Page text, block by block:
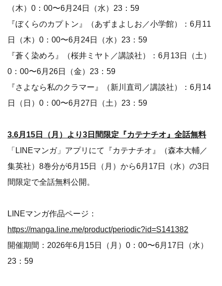
（木）0：00〜6月24日（水）23：59
『ぼくらのカプトン』（あずまよしお／小学館）：6月11
日（木）0：00〜6月24日（水）23：59
『蒼く染めろ』（桜井ミヤト／講談社）：6月13日（土）
0：00〜6月26日（金）23：59
『さよなら私のクラマー』（新川直司／講談社）：6月14
日（日）0：00〜6月27日（土）23：59
3.6月15日（月）より3日間限定『カテナチオ』全話無料
「LINEマンガ」アプリにて『カテナチオ』（森本大輔／
集英社）8巻分が6月15日（月）から6月17日（水）の3日
間限定で全話無料公開。
LINEマンガ作品ページ：
https://manga.line.me/product/periodic?id=S141382
開催期間：2026年6月15日（月）0：00〜6月17日（水）
23：59